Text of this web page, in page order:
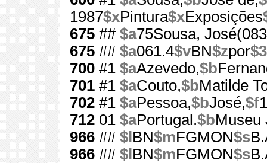
1987$xPintura$xExposições
675 ## $a75Sousa,
675 ## $a061.4$vBN$zpor$3
700 #1 $aAzevedo,$b
701 #1 $aCouto,$bMatilde
702 #1 $aPessoa,$bJosé,$f
712 01 $aPortugal.$bMuseu
966 ## $l BN$mFGMON$s
966 ## $l BN$mFGMON$s